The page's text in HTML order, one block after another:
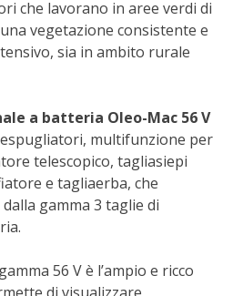
che lavorano in aree verdi di
vegetazione consistente e
sia in ambito rurale
a batteria Oleo-Mac 56 V
multifunzione per
telescopico, tagliasiepi
e tagliaerba, che
gamma 3 taglie di
56 V è l’ampio e ricco